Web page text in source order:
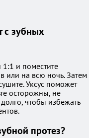
с зубных
1:1 и поместите
или на всю ночь. Затем
Уксус поможет
осторожны, не
чтобы избежать
протез?